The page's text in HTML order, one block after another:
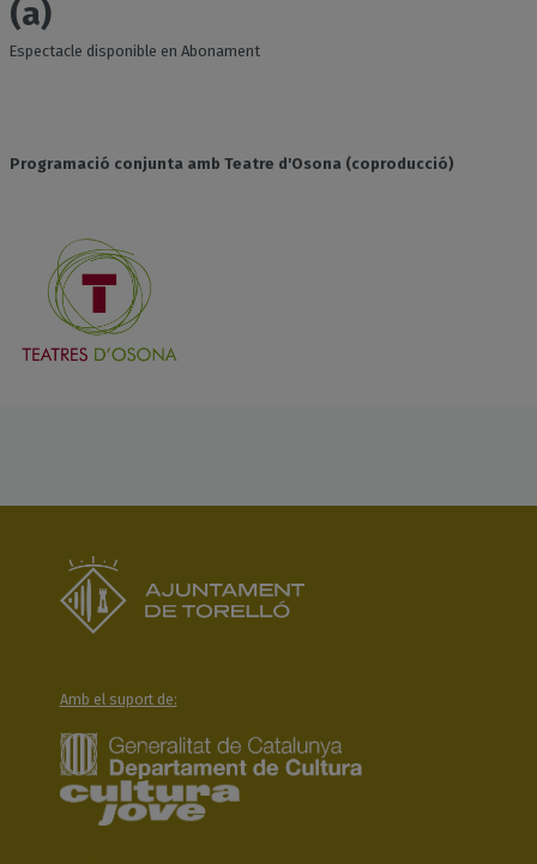
(a)
Espectacle disponible en Abonament
Programació conjunta amb Teatre d'Osona (coproducció)
Amb el suport de: